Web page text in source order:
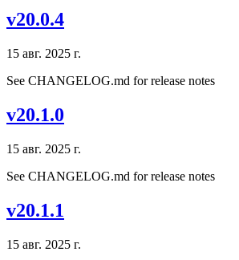
v20.0.4
15 авг. 2025 г.
See CHANGELOG.md for release notes
v20.1.0
15 авг. 2025 г.
See CHANGELOG.md for release notes
v20.1.1
15 авг. 2025 г.